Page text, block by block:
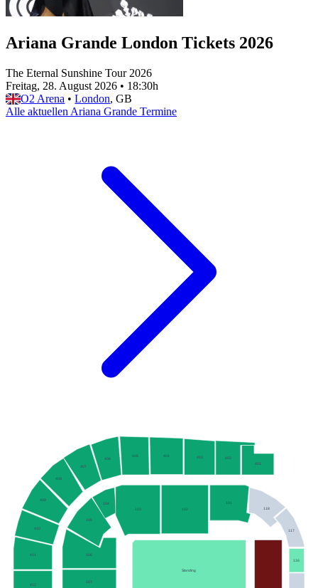
Ariana Grande London Tickets 2026
The Eternal Sunshine Tour 2026
Freitag, 28. August 2026 • 18:30h
O2 Arena • London, GB
Alle aktuellen Ariana Grande Termine
412
411
410
409
408
407
406
405 404 403 402
401
118
117
116
107
106
105
104
103 102
101
Standing